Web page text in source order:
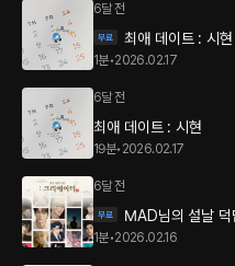
6달 전
최애 데이트 : 시
1분•2026.02.17
6달 전
최애 데이트 : 시현
19분• 2026.02.17
6달 전
MAD님의 설날 덕
1분•2026.02.16